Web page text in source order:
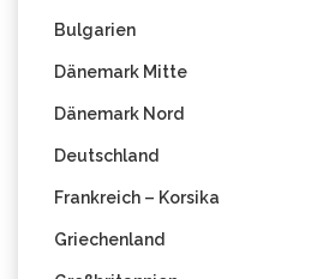
Bulgarien
Dänemark Mitte
Dänemark Nord
Deutschland
Frankreich – Korsika
Griechenland